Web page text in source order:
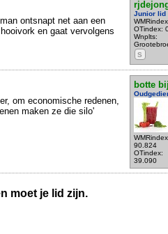
Junior lid
OTindex:
Wnplts:
S
ontsnapt net aan een
en gaat vervolgens
botte
90.824
OTindex:
39.090
om economische redenen,
maken ze die silo'
moet je lid zijn.